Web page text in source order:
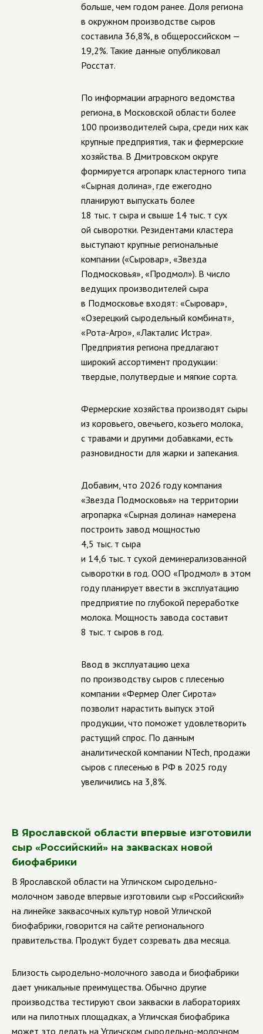
больше, чем годом ранее. Доля региона
в окружном производстве сыров
составила 36,8%, в общероссийском —
19,2%. Такие данные опубликовал
Росстат.
По информации аграрного ведомства
региона, в Московской области более
100 производителей сыра, среди них как
крупные предприятия, так и фермерские
хозяйства. В Дмитровском округе
формируется агропарк кластерного типа
«Сырная долина», где ежегодно
планируют выпускать более
18 тыс. т сыра и свыше 14 тыс. т сух
ой сыворотки. Резидентами кластера
выступают крупные региональные
компании («Сыровар», «Звезда
Подмосковья», «Продмол»). В число
ведущих производителей сыра
в Подмосковье входят: «Сыровар»,
«Озерецкий сыродельный комбинат»,
«Рота-Агро», «Лакталис Истра».
Предприятия региона предлагают
широкий ассортимент продукции:
твердые, полутвердые и мягкие сорта.
Фермерские хозяйства производят сыры
из коровьего, овечьего, козьего молока,
с травами и другими добавками, есть
разновидности для жарки и запекания.
Добавим, что 2026 году компания
«Звезда Подмосковья» на территории
агропарка «Сырная долина» намерена
построить завод мощностью
4,5 тыс. т сыра
и 14,6 тыс. т сухой деминерализованной
сыворотки в год. ООО «Продмол» в этом
году планирует ввести в эксплуатацию
предприятие по глубокой переработке
молока. Мощность завода составит
8 тыс. т сыров в год.
Ввод в эксплуатацию цеха
по производству сыров с плесенью
компании «Фермер Олег Сирота»
позволит нарастить выпуск этой
продукции, что поможет удовлетворить
растущий спрос. По данным
аналитической компании NTech, продажи
сыров с плесенью в РФ в 2025 году
увеличились на 3,8%.
В Ярославской области впервые изготовили
сыр «Российский» на заквасках новой
биофабрики
В Ярославской области на Угличском сыродельно-
молочном заводе впервые изготовили сыр «Российский»
на линейке заквасочных культур новой Угличской
биофабрики, говорится на сайте регионального
правительства. Продукт будет созревать два месяца.
Близость сыродельно-молочного завода и биофабрики
дает уникальные преимущества. Обычно другие
производства тестируют свои закваски в лабораториях
или на пилотных площадках, а Угличская биофабрика
может это делать на Угличском сыродельно-молочном